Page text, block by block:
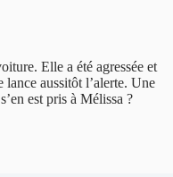
Elle a été agressée et
aussitôt l’alerte. Une
est pris à Mélissa ?